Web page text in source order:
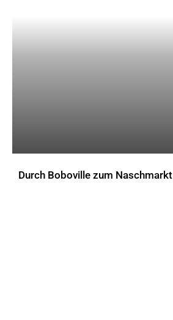
Durch Boboville zum Naschmarkt